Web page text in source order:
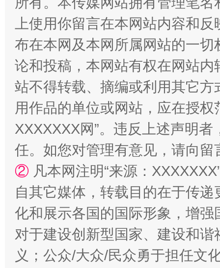
国家大学科技园优化重塑工作
扯下公款旅游的“隐身衣” 如何以
上使用你留言在本网站内容和
布在本网及本网所属网站的一
论和投稿，本网站有权在网站
站不得转载、摘编或利用其它
用作品的单位或网站，应在授
XXXXXXX网”。违反上述声明
任。如您对管理有意见，请向
② 凡本网注明“来源：
自其它媒体，转载目的在于传
化和展示各国的国际形象，增
对于建设创新型国家、建设和
义；公众/大众/民众勇于担任文